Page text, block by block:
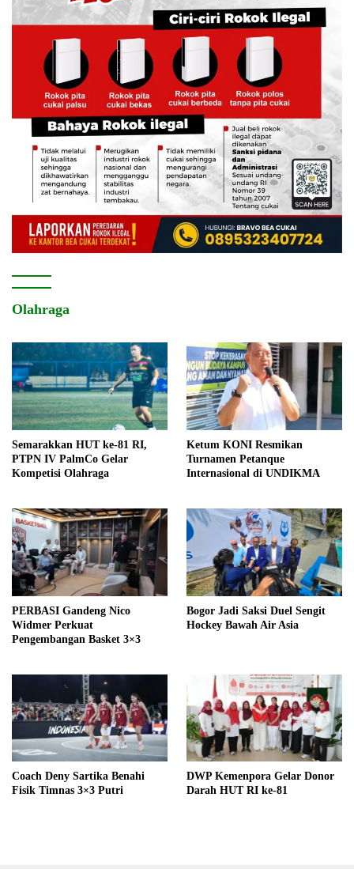
Olahraga
Semarakkan HUT ke-81 RI,
PTPN IV PalmCo Gelar
Kompetisi Olahraga
Ketum KONI Resmikan
Turnamen Petanque
Internasional di UNDIKMA
PERBASI Gandeng Nico
Widmer Perkuat
Pengembangan Basket 3×3
Bogor Jadi Saksi Duel Sengit
Hockey Bawah Air Asia
Coach Deny Sartika Benahi
Fisik Timnas 3×3 Putri
DWP Kemenpora Gelar Donor
Darah HUT RI ke-81